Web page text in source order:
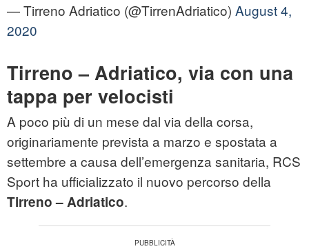
— Tirreno Adriatico (@TirrenAdriatico) August 4,
2020
Tirreno – Adriatico, via con una
tappa per velocisti
A poco più di un mese dal via della corsa,
originariamente prevista a marzo e spostata a
settembre a causa dell’emergenza sanitaria, RCS
Sport ha ufficializzato il nuovo percorso della
Tirreno – Adriatico.